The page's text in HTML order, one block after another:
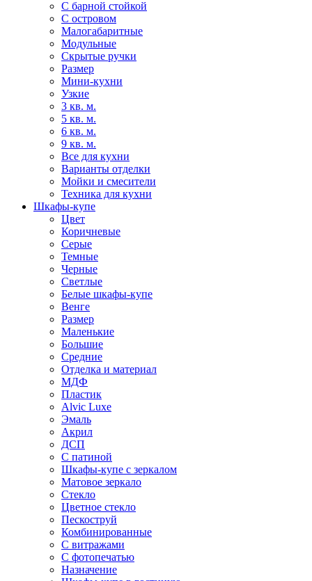
С барной стойкой
С островом
Малогабаритные
Модульные
Скрытые ручки
Размер
Мини-кухни
Узкие
3 кв. м.
5 кв. м.
6 кв. м.
9 кв. м.
Все для кухни
Варианты отделки
Мойки и смесители
Техника для кухни
Шкафы-купе
Цвет
Коричневые
Серые
Темные
Черные
Светлые
Белые шкафы-купе
Венге
Размер
Маленькие
Большие
Средние
Отделка и материал
МДФ
Пластик
Alvic Luxe
Эмаль
Акрил
ДСП
С патиной
Шкафы-купе с зеркалом
Матовое зеркало
Стекло
Цветное стекло
Пескоструй
Комбинированные
С витражами
С фотопечатью
Назначение